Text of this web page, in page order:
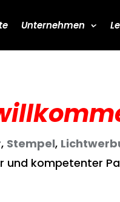
Unternehmen
, Stempel,
und kompetenter